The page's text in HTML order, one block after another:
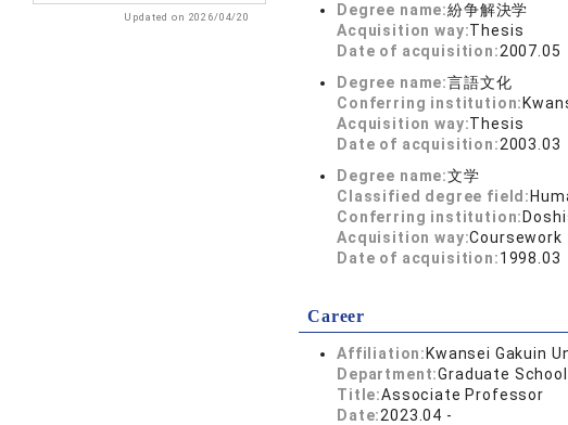
Updated on 2026/04/20
Degree name:紛争解決学
Acquisition way:Thesis
Date of acquisition:2007.05
Degree name:言語文化
Conferring institution:
Acquisition way:Thesis
Date of acquisition:2003.03
Degree name:文学
Classified degree field:
Conferring institution:
Acquisition way:Coursework
Date of acquisition:1998.03
Career
Affiliation: Kwansei Gakuin
Department:Graduate
Title:Associate Professor
Date:2023.04 -